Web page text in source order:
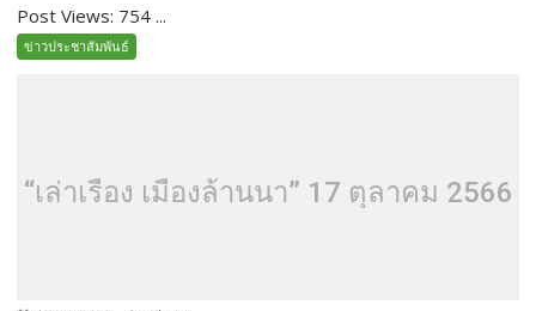
Post Views: 754 ...
ข่าวประชาสัมพันธ์
“เล่าเรื่อง เมืองล้านนา” 17 ตุลาคม 2566